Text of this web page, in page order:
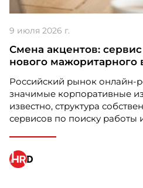
Номинация HIGH
9 июля 2026 г.
Смена акцентов:
нового мажоритарного
Российский рынок онлайн-
значимые корпоративные
известно, структура
сервисов по поиску работы
предприниматель Андрей
вице-президент